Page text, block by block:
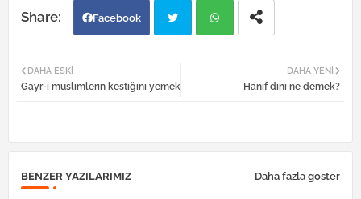
Facebook
tter
DAHA YENI
Hanif dini ne demek?
DAHA ESKI
Gayr-i müslimlerin kestiğini yemek
BENZER YAZILARIMIZ Daha fazla göster